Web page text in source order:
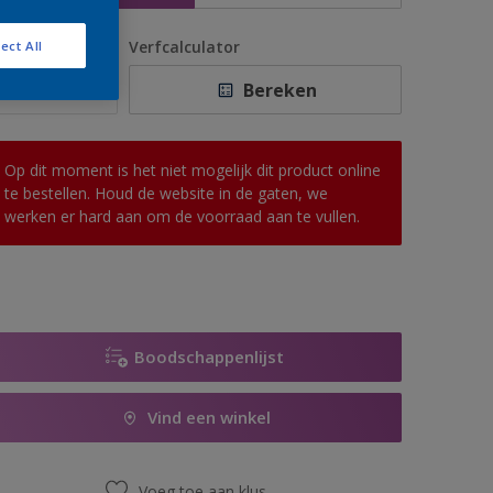
Verfcalculator
Bereken
Op dit moment is het niet mogelijk dit product online
te bestellen. Houd de website in de gaten, we
werken er hard aan om de voorraad aan te vullen.
Boodschappenlijst
Vind een winkel
All